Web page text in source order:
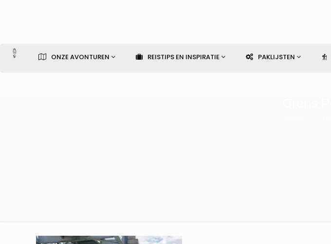
ONZE AVONTUREN REISTIPS EN INSPIRATIE PAKLIJSTEN